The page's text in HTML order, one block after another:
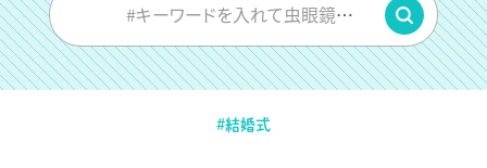
#キーワードを入れて虫眼鏡をPUSH
#結婚式